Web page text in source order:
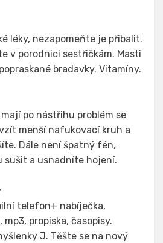
léky, nezapomeňte je přibalit.
v porodnici sestřičkám. Masti
bradavky. Vitamíny.
po nástřihu problém se
menší nafukovací kruh a
Dále není špatný fén,
sušit a usnadníte hojení.
telefon+ nabíječka,
propiska, časopisy.
J. Těšte se na nový